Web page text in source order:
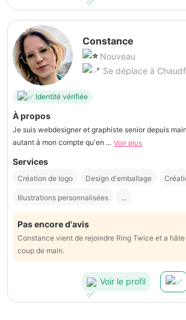
Constance
Nouveau
Se déplace à
Identité vérifiée
À propos
Je suis webdesigner et graphiste senior depuis
autant à mon compte qu'en ... Voir plus
Services
Création de logo Design d'emballage
Illustrations personnalisées ...
Pas encore d'avis
Constance vient de rejoindre Ring Twice et a
coup de main.
Voir le profil